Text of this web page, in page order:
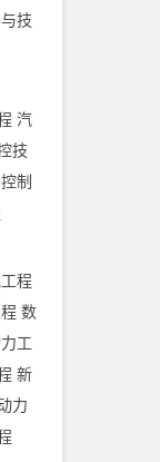
技
汽
技
制
程
数
工
新
力